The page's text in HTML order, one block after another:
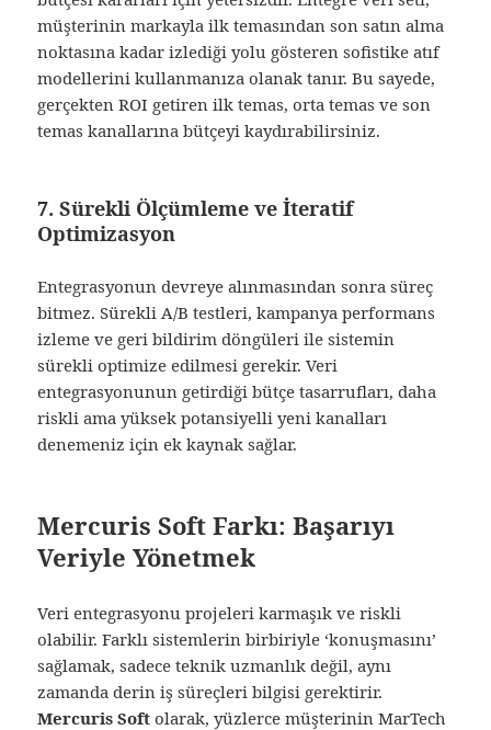
müşterinin markayla ilk temasından son satın alma
noktasına kadar izlediği yolu gösteren sofistike atıf
modellerini kullanmanıza olanak tanır. Bu sayede,
gerçekten ROI getiren ilk temas, orta temas ve son
temas kanallarına bütçeyi kaydırabilirsiniz.
7. Sürekli Ölçümleme ve İteratif
Optimizasyon
Entegrasyonun devreye alınmasından sonra süreç
bitmez. Sürekli A/B testleri, kampanya performans
izleme ve geri bildirim döngüleri ile sistemin
sürekli optimize edilmesi gerekir. Veri
entegrasyonunun getirdiği bütçe tasarrufları, daha
riskli ama yüksek potansiyelli yeni kanalları
denemeniz için ek kaynak sağlar.
Mercuris Soft Farkı: Başarıyı
Veriyle Yönetmek
Veri entegrasyonu projeleri karmaşık ve riskli
olabilir. Farklı sistemlerin birbiriyle ‘konuşmasını’
sağlamak, sadece teknik uzmanlık değil, aynı
zamanda derin iş süreçleri bilgisi gerektirir.
Mercuris Soft olarak, yüzlerce müşterinin MarTech